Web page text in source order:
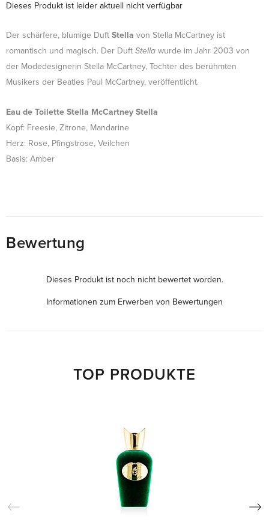
Dieses Produkt ist leider aktuell nicht verfügbar
Der schärfere, blumige Duft Stella von Stella McCartney ist
romantisch und magisch. Der Duft Stella wurde im Jahr 2003 von
der Modedesignerin Stella McCartney, Tochter des berühmten
Musikers der Beatles Paul McCartney, veröffentlicht.
Eau de Toilette Stella McCartney Stella
Kopf: Freesie, Zitrone, Mandarine
Herz: Rose, Pfingstrose, Veilchen
Basis: Amber
Bewertung
Dieses Produkt ist noch nicht bewertet worden.
Informationen zum Erwerben von Bewertungen
TOP PRODUKTE